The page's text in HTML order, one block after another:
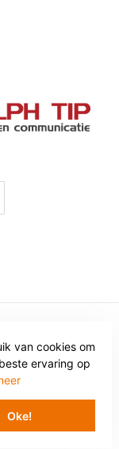
van cookies om
ervaring op
Oke!